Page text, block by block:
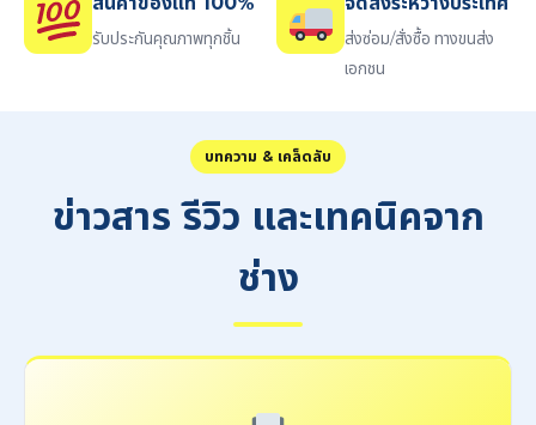
รับประกันคุณภาพทุกชิ้น
ส่งซ่อม/สั่งซื้อ ทางขนส่ง
เอกชน
บทความ & เคล็ดลับ
ข่าวสาร รีวิว และเทคนิคจาก
ช่าง